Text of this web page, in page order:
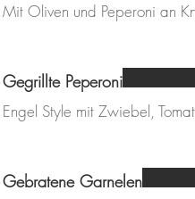
Mit Oliven und Peperoni an
Gegrillte Peperoni
Engel Style mit Zwiebel,
Gebratene Garnelen